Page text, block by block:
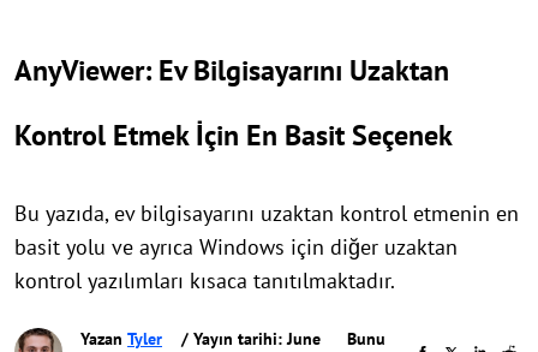
AnyViewer: Ev Bilgisayarını Uzaktan
Kontrol Etmek İçin En Basit Seçenek
Bu yazıda, ev bilgisayarını uzaktan kontrol etmenin en
basit yolu ve ayrıca Windows için diğer uzaktan
kontrol yazılımları kısaca tanıtılmaktadır.
Yazan Tyler
/ Yayın tarihi: June
Bunu